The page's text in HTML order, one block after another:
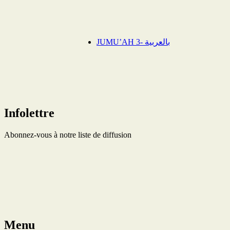
JUMU’AH 3- بالعربية
Infolettre
Abonnez-vous à notre liste de diffusion
Menu